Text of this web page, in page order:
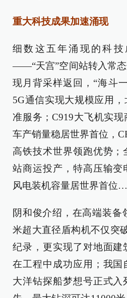
重大科技成果加速涌现
细数这五年涌现的科
——“天宫”空间站转入常
现月背采样返回，“海斗
5G通信实现大规模应用
准服务；C919大飞机实
车产销量稳居世界首位，
高铁技术世界领跑优势；
站商运投产，特高压输变
风电装机容量居世界首位
阴和俊介绍，在高端装备
米超大直径盾构机不仅突
纪录，更实现了对地面建
在工程中成功应用；我国
大洋钻探船梦想号正式入